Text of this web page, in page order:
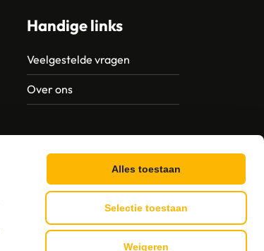
Alles toestaan
Selectie toestaan
Weigeren
Handige links
Veelgestelde vragen
Over ons